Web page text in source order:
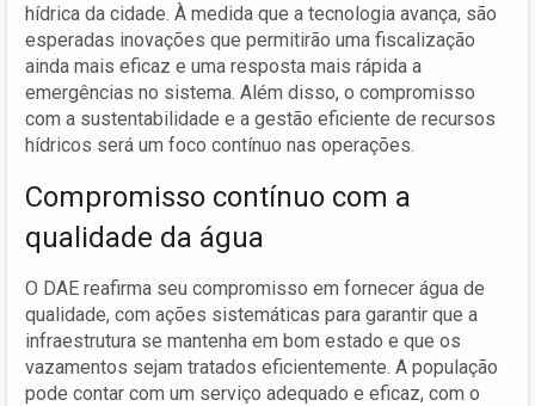
hídrica da cidade. À medida que a tecnologia avança, são
esperadas inovações que permitirão uma fiscalização
ainda mais eficaz e uma resposta mais rápida a
emergências no sistema. Além disso, o compromisso
com a sustentabilidade e a gestão eficiente de recursos
hídricos será um foco contínuo nas operações.
Compromisso contínuo com a
qualidade da água
O DAE reafirma seu compromisso em fornecer água de
qualidade, com ações sistemáticas para garantir que a
infraestrutura se mantenha em bom estado e que os
vazamentos sejam tratados eficientemente. A população
pode contar com um serviço adequado e eficaz, com o